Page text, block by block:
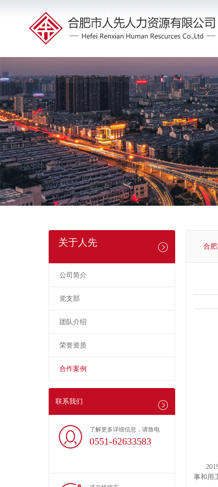
关于人先
公司简介
党支部
团队介绍
荣誉资质
合作案例
联系我们
了解更多详细信息，请致电
0551-62633583
合
2019
事和用